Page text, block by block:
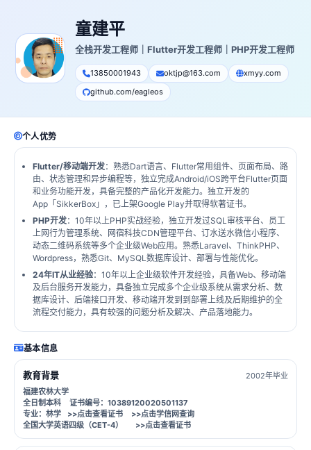
童建平
全栈开发工程师｜Flutter开发工程师｜PHP开发工程师
13850001943 oktjp@163.com
xmyy.com
github.com/eagleos
个人优势
Flutter/移动端开发：熟悉Dart语言、Flutter常用组件、页面布局、路
由、状态管理和异步编程等，独立完成Android/iOS跨平台Flutter页面
和业务功能开发，具备完整的产品化开发能力。独立开发的
App「SikkerBox」，已上架Google Play并取得软著证书。
PHP开发：10年以上PHP实战经验，独立开发过SQL审核平台、员工
上网行为管理系统、网宿科技CDN管理平台、订水送水微信小程序、
动态二维码系统等多个企业级Web应用。熟悉Laravel、ThinkPHP、
Wordpress，熟悉Git、MySQL数据库设计、部署与性能优化。
24年IT从业经验：10年以上企业级软件开发经验，具备Web、移动端
及后台服务开发能力，具备独立完成多个企业级系统从需求分析、数
据库设计、后端接口开发、移动端开发到到部署上线及后期维护的全
流程交付能力，具有较强的问题分析及解决、产品落地能力。
基本信息
教育背景
2002年毕业
福建农林大学
全日制本科 证书编号：10389120020501137
专业：林学 >>点击查看证书
>>点击学信网查询
全国大学英语四级（CET-4） >>点击查看证书